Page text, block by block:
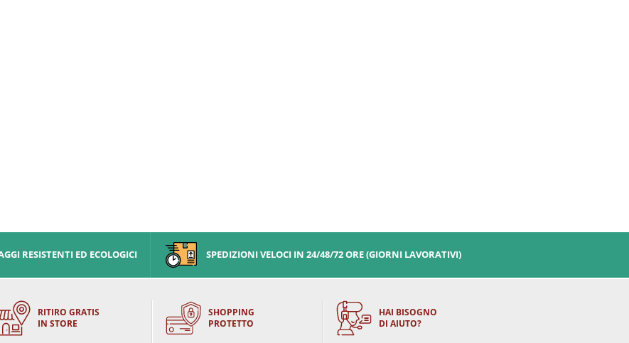
RESISTENTI ED ECOLOGICI SPEDIZIONI VELOCI IN 24/48/72 ORE (GIORNI LAVORATIVI)
RITIRO GRATIS
IN STORE
SHOPPING
PROTETTO
HAI BISOGNO
DI AIUTO?